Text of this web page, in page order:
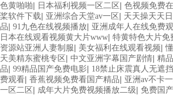
色黄啪啪| 日本福利视频一区二区 | 色视频免费
桨软件下载| 亚洲综合天堂av一区 | 天天操天天
品| 91九色在线视频播放| 亚洲成年人在线免费
日本在线观看视频黄大片www| 特黄特色大片免
资源站亚洲人妻制服| 美女福利在线观看视频|
天美精东蜜桃专区 | 中文亚洲字幕国产剧情| 精
品| 99精品国产免费电影| 18禁止床震真人无遮挡
费观看| 香蕉视频免费看国产精品| 亚洲av不卡
一区二区 | 成年大片免费视频播放二级| 免费国